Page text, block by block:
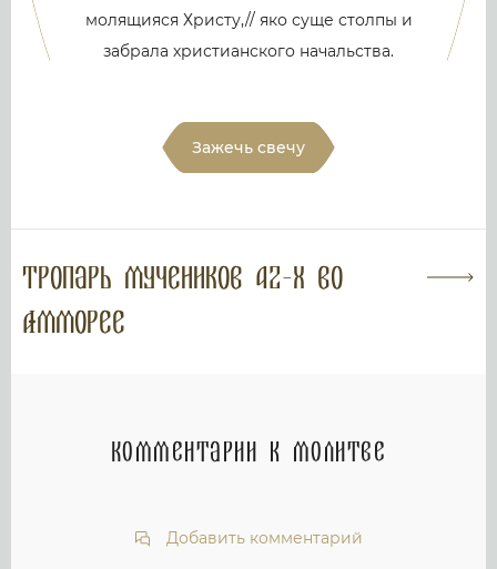
молящияся Христу,// яко суще столпы и
забрала христианского начальства.
Зажечь свечу
Тропарь мучеников 42-х во
Амморее
Комментарии к молитве
Добавить комментарий